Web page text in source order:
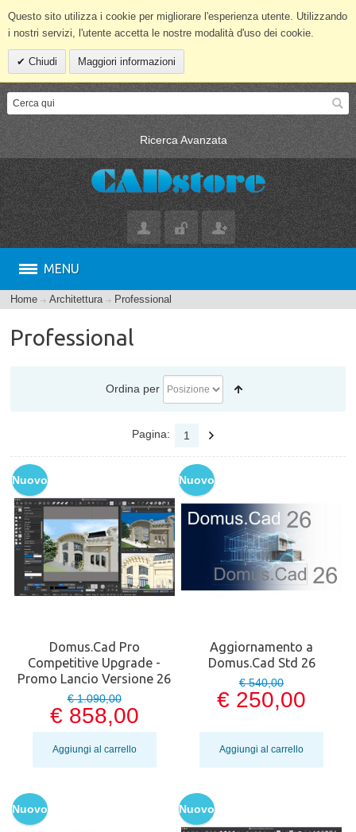
Questo sito utilizza i cookie per migliorare l'esperienza utente. Utilizzando
i nostri servizi, l'utente accetta le nostre modalità d'uso dei cookie.
Chiudi Maggiori informazioni
Ricerca Avanzata
MENU
Home Architettura Professional
Professional
Ordina per
Pagina: 1
Nuovo
Domus.Cad Pro
Competitive Upgrade -
Promo Lancio Versione 26
€ 1.090,00
€ 858,00
Aggiungi al carrello
Nuovo
Aggiornamento a
Domus.Cad Std 26
€ 540,00
€ 250,00
Aggiungi al carrello
Nuovo Nuovo